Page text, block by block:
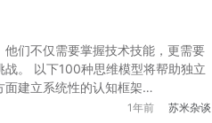
们不仅需要掌握技术技能，更需要
。 以下100种思维模型将帮助独立
面建立系统性的认知框架…
1年前 苏米杂谈